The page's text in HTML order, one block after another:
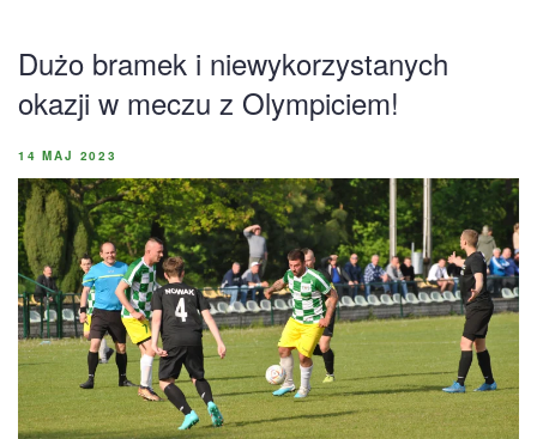
Dużo bramek i niewykorzystanych
okazji w meczu z Olympiciem!
14 MAJ 2023